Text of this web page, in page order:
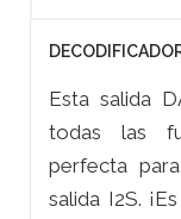
Esta salida
todas las
perfecta
salida I2S.